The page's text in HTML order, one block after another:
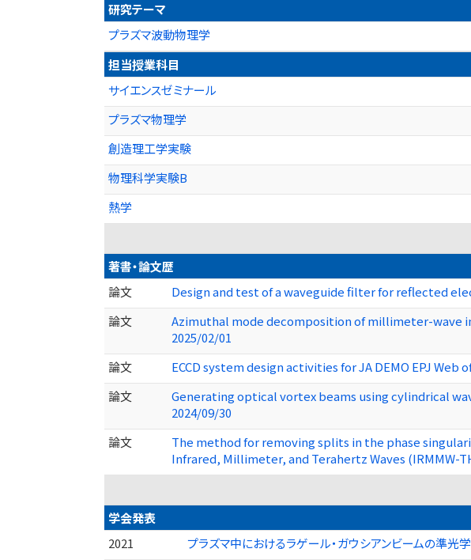
研究テーマ
プラズマ波動物理学
担当授業科目
サイエンスゼミナール
プラズマ物理学
創造理工学実験
物理科学実験B
熱学
著書・論文歴
論文
Design and test of a waveguide filter for reflected
論文
Azimuthal mode decomposition of millimeter-wave
2025/02/01
論文
ECCD system design activities for JA DEMO EPJ Web
論文
Generating optical vortex beams using cylindrical
2024/09/30
論文
The method for removing splits in the phase
Infrared, Millimeter, and Terahertz Waves (IRMMW-
学会発表
2021
プラズマ中におけるラゲール・ガウシアンビームの準光